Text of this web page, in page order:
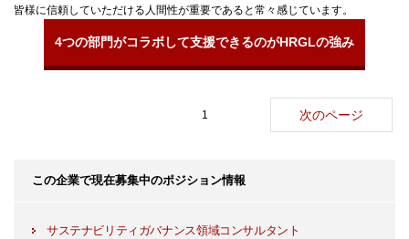
皆様に信頼していただける人間性が重要であると常々感じています。
4つの部門がコラボして支援できるのがHRGLの強み
1 次のページ
この企業で現在募集中のポジション情報
サステナビリティガバナンス領域コンサルタント